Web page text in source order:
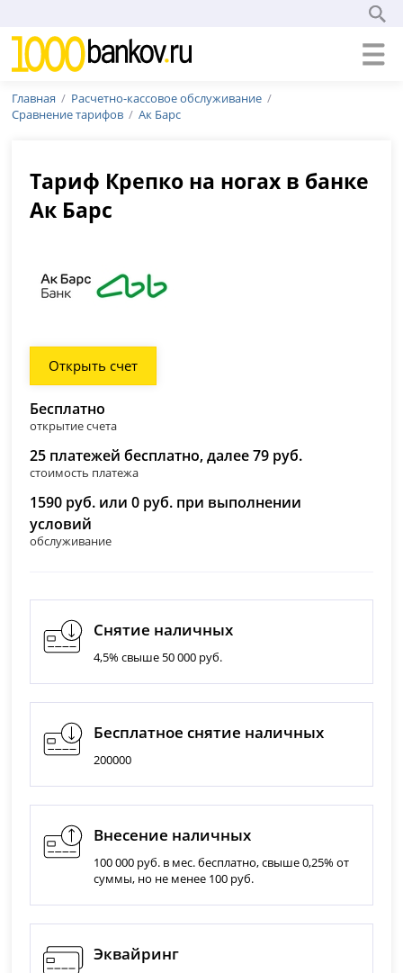
Главная
Расчетно-кассовое обслуживание
Сравнение тарифов
Ак Барс
Тариф Крепко на ногах в банке
Ак Барс
Открыть счет
Бесплатно
открытие счета
25 платежей бесплатно, далее 79 руб.
стоимость платежа
1590 руб. или 0 руб. при выполнении
условий
обслуживание
Снятие наличных
4,5% свыше 50 000 руб.
Бесплатное снятие наличных
200000
Внесение наличных
100 000 руб. в мес. бесплатно, свыше 0,25% от
суммы, но не менее 100 руб.
Эквайринг